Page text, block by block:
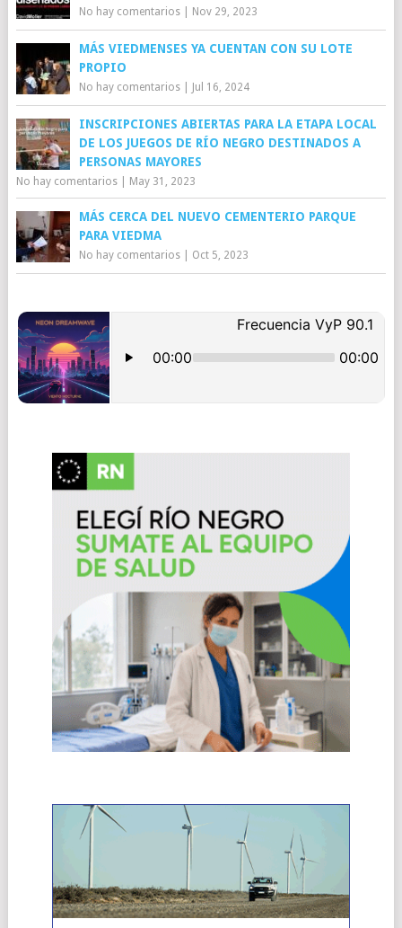
No hay comentarios| Nov 29, 2023
MÁS VIEDMENSES YA CUENTAN CON SU LOTE
PROPIO
No hay comentarios| Jul 16, 2024
INSCRIPCIONES ABIERTAS PARA LA ETAPA LOCAL
DE LOS JUEGOS DE RÍO NEGRO DESTINADOS A
PERSONAS MAYORES
No hay comentarios| May 31, 2023
MÁS CERCA DEL NUEVO CEMENTERIO PARQUE
PARA VIEDMA
No hay comentarios| Oct 5, 2023